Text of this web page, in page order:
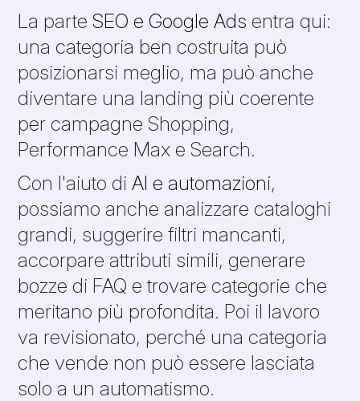
La parte SEO e Google Ads entra qui:
una categoria ben costruita può
posizionarsi meglio, ma può anche
diventare una landing più coerente
per campagne Shopping,
Performance Max e Search.
Con l'aiuto diAI e automazioni,
possiamo anche analizzare cataloghi
grandi, suggerire filtri mancanti,
accorpare attributi simili, generare
bozze di FAQ e trovare categorie che
meritano più profondita. Poi il lavoro
va revisionato, perché una categoria
che vende non può essere lasciata
solo a un automatismo.